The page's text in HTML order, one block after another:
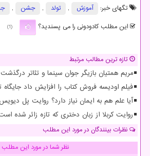
تگهای خبر:
آموزش , تولد , جشن ,
این مطلب کادودونی را می پسندید؟
(1)
تازه ترین مطالب مرتبط
مریم همتیان بازیگر جوان سینما و تئاتر درگذشت
فیلم اودیسه فروش کتاب را افزایش داد
آیا علم هم به ایمان نیاز دارد؟ روایت پل
روایت کربلا از زبان دختری که تازه زائر شده
نظرات بینندگان در مورد این مطلب
نظر شما در مورد این مطلب